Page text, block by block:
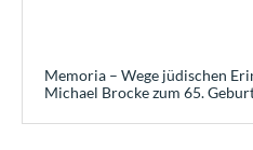
Memoria – Wege jüdischen
Michael Brocke zum 65.